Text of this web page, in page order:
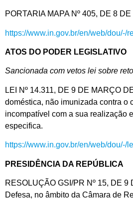
PORTARIA MAPA Nº 405, DE 8
https://www.in.gov.br/en/web/
ATOS DO PODER LEGISLATIVO
Sancionada com vetos lei sobre
LEI Nº 14.311, DE 9 DE MARÇO
doméstica, não imunizada contra o
incompatível com a sua realização
especifica.
https://www.in.gov.br/en/web/dou/-/
PRESIDÊNCIA DA REPÚBLICA
RESOLUÇÃO GSI/PR Nº 15, DE
Defesa, no âmbito da Câmara de